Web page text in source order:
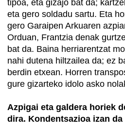
tipoa, eta gizajo bat da;
eta gero soldadu sartu. Eta
gero Garaipen Arkuaren
Orduan, Frantzia denak
bat da. Baina herriarentzat
nahi dutena hiltzailea da; ez
berdin etxean. Horren
gure gizarteko idolo asko
Azpigai eta galdera horiek
dira. Kondentsazioa izan